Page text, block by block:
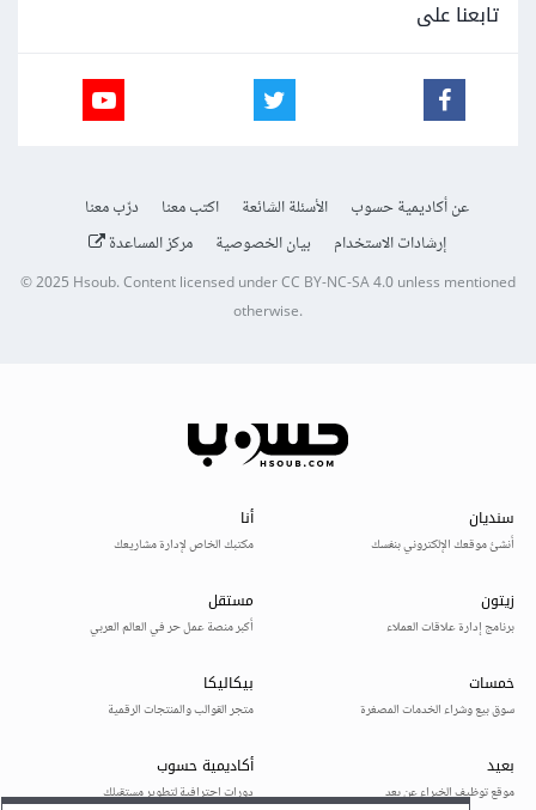
تابعنا على
عن أكاديمية حسوب الأسئلة الشائعة اكتب معنا
درّب معنا
إرشادات الاستخدام
بيان الخصوصية مركز المساعدة
© 2025Hsoub.Content licensed underCC BY-NC-SA 4.0unless mentioned
otherwise.